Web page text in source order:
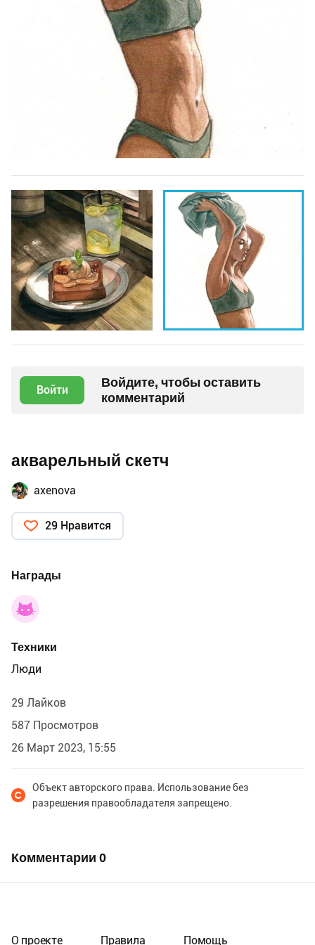
Войти
Войдите, чтобы оставить
комментарий
акварельный скетч
axenova
29 Нравится
Награды
Техники
Люди
29 Лайков
587 Просмотров
26 Март 2023, 15:55
Объект авторского права. Использование без
разрешения правообладателя запрещено.
Комментарии 0
О проекте Правила Помощь